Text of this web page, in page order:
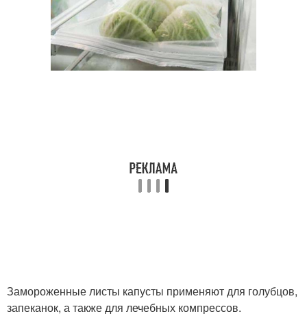
Замороженные листы капусты применяют для голубцов,
запеканок, а также для лечебных компрессов.